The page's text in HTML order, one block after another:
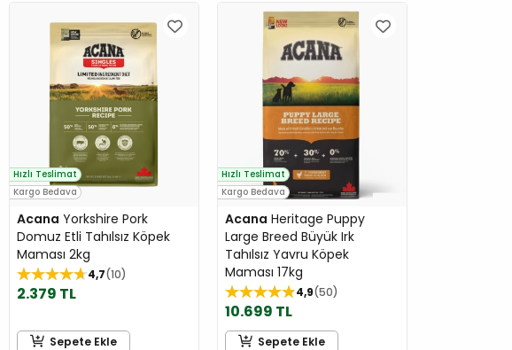
Kargo Bedava
Hızlı Teslimat
Acana Yorkshire Pork
Domuz Etli Tahılsız Köpek
Maması 2kg
4,7 10
2.379 TL
Sepete Ekle
Kargo Bedava
Hızlı Teslimat
Acana Heritage Puppy
Large Breed Büyük Irk
Tahılsız Yavru Köpek
Maması 17kg
4,9 50
10.699 TL
Sepete Ekle